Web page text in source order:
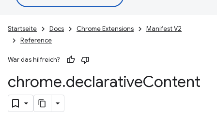
Startseite Docs Chrome Extensions
Manifest V2
Reference
War das hilfreich?
chrome.declarativeContent